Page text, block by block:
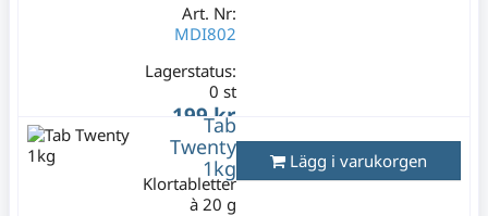
Art. Nr:
MDI802
Lagerstatus:
0 st
199 kr
Varav moms:
39,80 kr
Tab
Twenty
1kg
Klortabletter
à 20 g
Lägg i varukorgen